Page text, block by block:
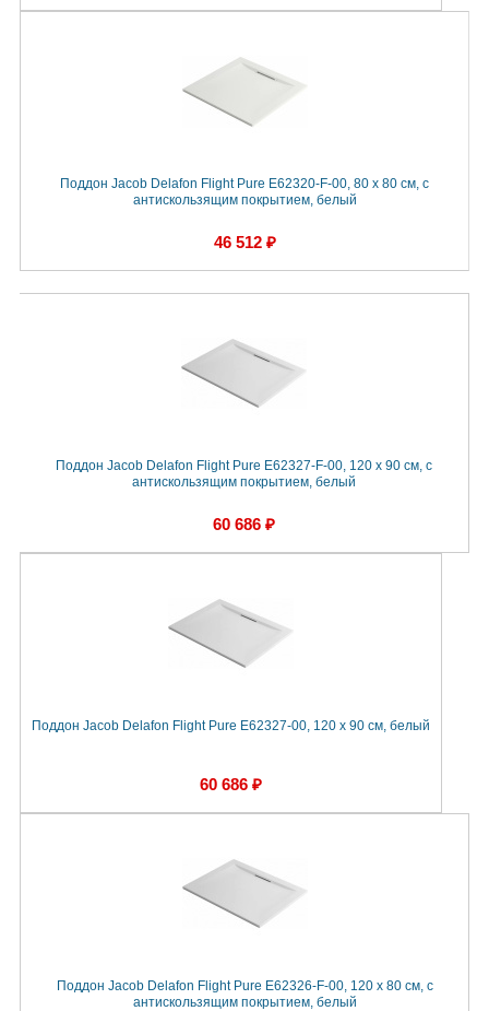
Поддон Jacob Delafon Flight Pure E62320-F-00, 80 x 80 см, с
антискользящим покрытием, белый
46 512 ₽
Поддон Jacob Delafon Flight Pure E62327-F-00, 120 x 90 см, с
антискользящим покрытием, белый
60 686 ₽
Поддон Jacob Delafon Flight Pure E62327-00, 120 x 90 см, белый
60 686 ₽
Поддон Jacob Delafon Flight Pure E62326-F-00, 120 x 80 см, с
антискользящим покрытием, белый